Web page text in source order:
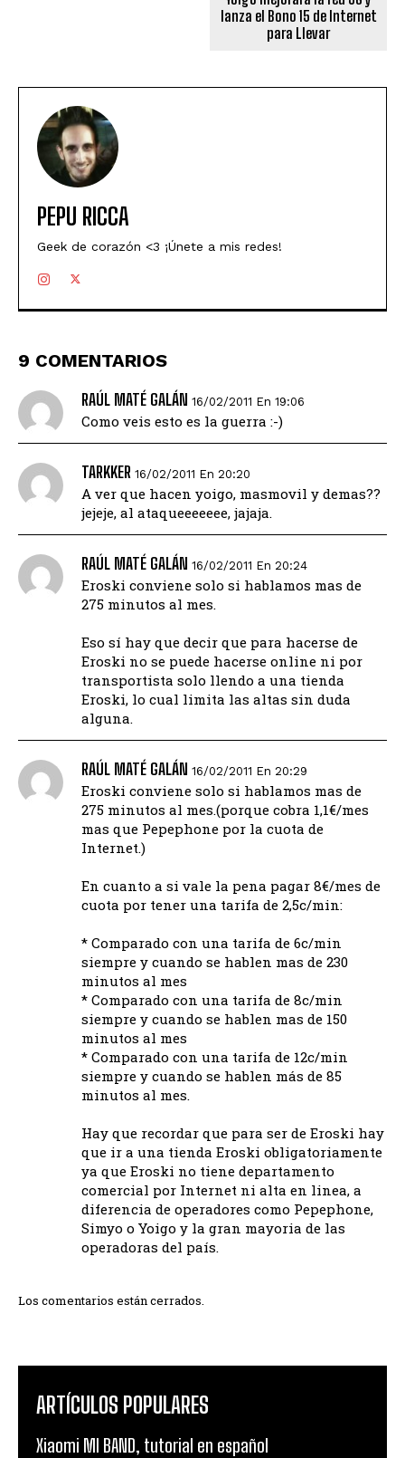
lanza el Bono 15 de Internet
para Llevar
PEPU RICCA
Geek de corazón <3 ¡Únete a mis redes!
9 COMENTARIOS
RAÚL MATÉ GALÁN 16/02/2011 En 19:06
Como veis esto es la guerra :-)
TARKKER 16/02/2011 En 20:20
A ver que hacen yoigo, masmovil y demas??
jejeje, al ataqueeeeeee, jajaja.
RAÚL MATÉ GALÁN 16/02/2011 En 20:24
Eroski conviene solo si hablamos mas de
275 minutos al mes.
Eso sí hay que decir que para hacerse de
Eroski no se puede hacerse online ni por
transportista solo llendo a una tienda
Eroski, lo cual limita las altas sin duda
alguna.
RAÚL MATÉ GALÁN 16/02/2011 En 20:29
Eroski conviene solo si hablamos mas de
275 minutos al mes.(porque cobra 1,1€/mes
mas que Pepephone por la cuota de
Internet.)
En cuanto a si vale la pena pagar 8€/mes de
cuota por tener una tarifa de 2,5c/min:
* Comparado con una tarifa de 6c/min
siempre y cuando se hablen mas de 230
minutos al mes
* Comparado con una tarifa de 8c/min
siempre y cuando se hablen mas de 150
minutos al mes
* Comparado con una tarifa de 12c/min
siempre y cuando se hablen más de 85
minutos al mes.
Hay que recordar que para ser de Eroski hay
que ir a una tienda Eroski obligatoriamente
ya que Eroski no tiene departamento
comercial por Internet ni alta en linea, a
diferencia de operadores como Pepephone,
Simyo o Yoigo y la gran mayoria de las
operadoras del país.
Los comentarios están cerrados.
ARTÍCULOS POPULARES
Xiaomi MI BAND, tutorial en español